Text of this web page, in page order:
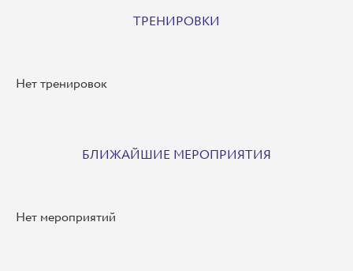
ТРЕНИРОВКИ
Нет тренировок
БЛИЖАЙШИЕ МЕРОПРИЯТИЯ
Нет мероприятий